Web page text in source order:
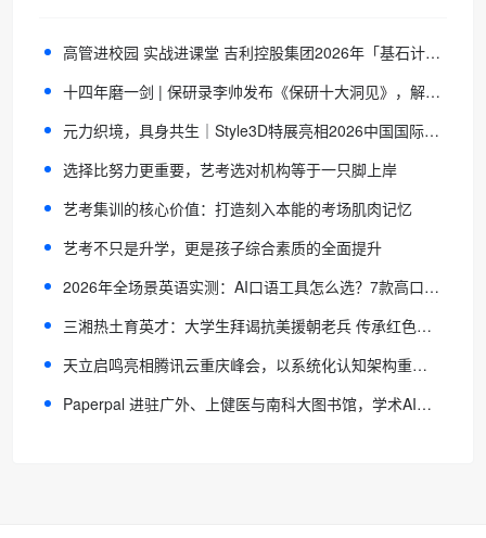
高管进校园 实战进课堂 吉利控股集团2026年「基石计划」集训开营
十四年磨一剑 | 保研录李帅发布《保研十大洞见》，解码名校保研核心逻辑
元力织境，具身共生｜Style3D特展亮相2026中国国际大学生时装周
选择比努力更重要，艺考选对机构等于一只脚上岸
艺考集训的核心价值：打造刻入本能的考场肌肉记忆
艺考不只是升学，更是孩子综合素质的全面提升
2026年全场景英语实测：AI口语工具怎么选？7款高口碑APP横向对比
三湘热土育英才：大学生拜谒抗美援朝老兵 传承红色基因立志报国
天立启鸣亮相腾讯云重庆峰会，以系统化认知架构重构教育生态
Paperpal 进驻广外、上健医与南科大图书馆，学术AI工具跨学科应用落地三所高校